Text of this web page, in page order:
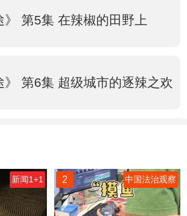
》 第5集 在辣椒的田野上
》 第6集 超级城市的逐辣之欢
新闻1+1 2 中国法治观察